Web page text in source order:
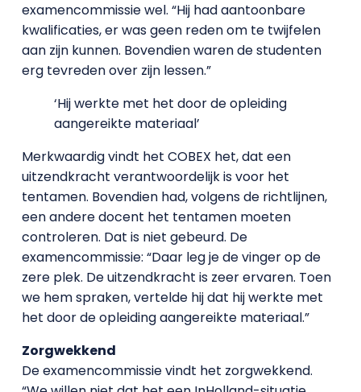
examencommissie wel. “Hij had aantoonbare
kwalificaties, er was geen reden om te twijfelen
aan zijn kunnen. Bovendien waren de studenten
erg tevreden over zijn lessen.”
‘Hij werkte met het door de opleiding
aangereikte materiaal’
Merkwaardig vindt het COBEX het, dat een
uitzendkracht verantwoordelijk is voor het
tentamen. Bovendien had, volgens de richtlijnen,
een andere docent het tentamen moeten
controleren. Dat is niet gebeurd. De
examencommissie: “Daar leg je de vinger op de
zere plek. De uitzendkracht is zeer ervaren. Toen
we hem spraken, vertelde hij dat hij werkte met
het door de opleiding aangereikte materiaal.”
Zorgwekkend
De examencommissie vindt het zorgwekkend.